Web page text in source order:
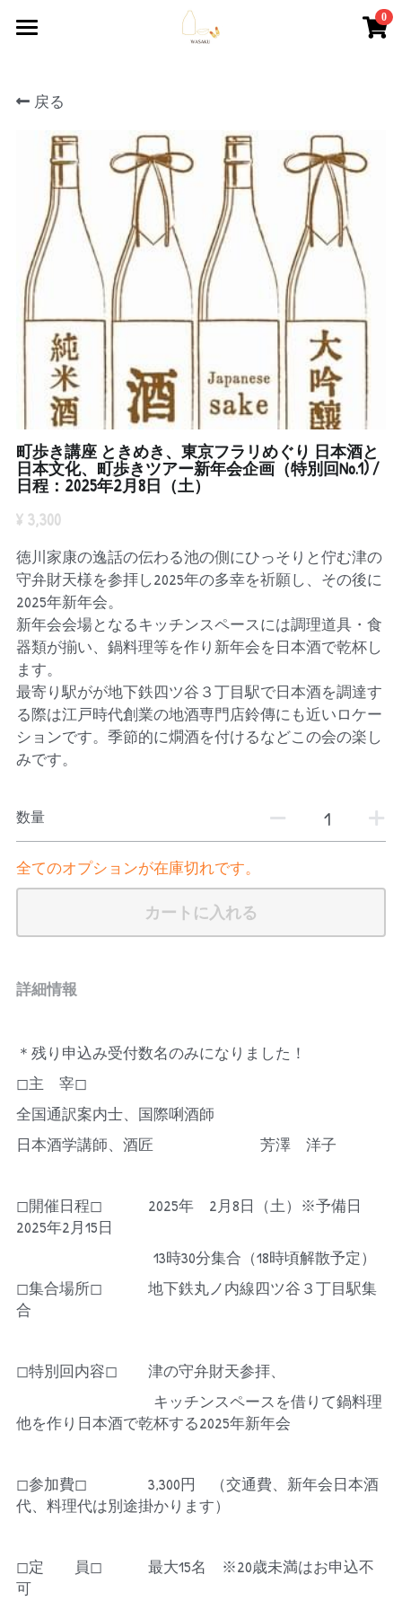
0
About
Sake Reviews
日本語
Sake Tourism
戻る
町歩き講座 ときめき、東京フラリめぐり 日本酒と
日本文化、町歩きツアー新年会企画（特別回No.1) /
日程：2025年2月8日（土）
¥ 3,300
徳川家康の逸話の伝わる池の側にひっそりと佇む津の
守弁財天様を参拝し2025年の多幸を祈願し、その後に
2025年新年会。
新年会会場となるキッチンスペースには調理道具・食
器類が揃い、鍋料理等を作り新年会を日本酒で乾杯し
ます。
最寄り駅がが地下鉄四ツ谷３丁目駅で日本酒を調達す
る際は江戸時代創業の地酒専門店鈴傳にも近いロケー
ションです。季節的に燗酒を付けるなどこの会の楽し
みです。
数量
全てのオプションが在庫切れです。
カートに入れる
詳細情報
＊残り申込み受付数名のみになりました！
◻︎主　宰◻︎
全国通訳案内士、国際唎酒師
日本酒学講師、酒匠　　　　　　　芳澤　洋子
◻︎開催日程◻︎　　　2025年　2月8日（土）※予備日
2025年2月15日
13時30分集合（18時頃解散予定）
◻︎集合場所◻︎　　　地下鉄丸ノ内線四ツ谷３丁目駅集
合
◻︎特別回内容◻︎　　津の守弁財天参拝、
キッチンスペースを借りて鍋料理
他を作り日本酒で乾杯する2025年新年会
◻︎参加費◻︎　　　　3,300円　（交通費、新年会日本酒
代、料理代は別途掛かります）
◻︎定　　員◻︎　　　最大15名　※20歳未満はお申込不
可
×
ストアカテゴリー
すべてのカテゴリー